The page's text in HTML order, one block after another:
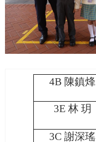
4B 陳鎮烽
3E 林 玥
3C 謝深瑤